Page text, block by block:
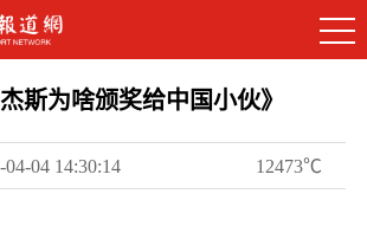
斯为啥颁奖给中国小伙》
04-04 14:30:14 12473℃